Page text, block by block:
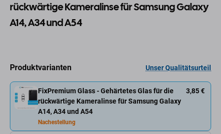
rückwärtige Kameralinse für Samsung Galaxy
A14, A34 und A54
Produktvarianten Unser Qualitätsurteil
FixPremium Glass - Gehärtetes Glas für die
rückwärtige Kameralinse für Samsung Galaxy
A14, A34 und A54
3,85 €
Nachestellung